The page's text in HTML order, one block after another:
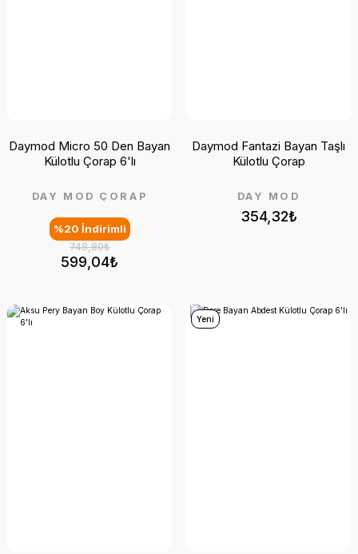
599,04₺
748,80₺
%20 İndirimli
DAY MOD ÇORAP
Daymod Micro 50 Den Bayan
Külotlu Çorap 6'lı
354,32₺
DAY MOD
Daymod Fantazi Bayan Taşlı
Külotlu Çorap
Yeni